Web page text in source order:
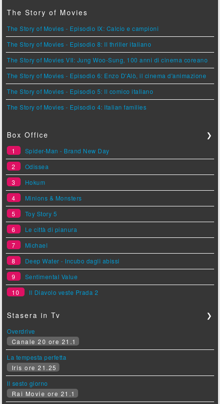
The Story of Movies
The Story of Movies - Episodio IX: Calcio e campioni
The Story of Movies - Episodio 8: Il thriller italiano
The Story of Movies VII: Jung Woo-Sung, 100 anni di cinema coreano
The Story of Movies - Episodio 6: Enzo D'Alò, il cinema d'animazione
The Story of Movies - Episodio 5: Il comico italiano
The Story of Movies - Episodio 4: Italian families
Box Office ❯
1
Spider-Man - Brand New Day
2
Odissea
3
Hokum
4
Minions & Monsters
5
Toy Story 5
6
Le città di pianura
7
Michael
8
Deep Water - Incubo dagli abissi
9
Sentimental Value
10
Il Diavolo veste Prada 2
Stasera in Tv ❯
Overdrive
Canale 20 ore 21.1
La tempesta perfetta
Iris ore 21.25
Il sesto giorno
Rai Movie ore 21.1